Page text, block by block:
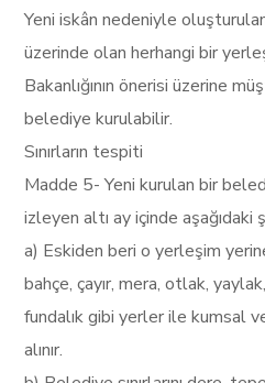
Yeni iskân nedeniyle
üzerinde olan herhangi bir
Bakanlığının önerisi üzerine
belediye kurulabilir.
Sınırların tespiti
Madde 5- Yeni kurulan bir
izleyen altı ay içinde
a) Eskiden beri o yerleşim
bahçe, çayır, mera, otlak,
fundalık gibi yerler ile kumsal
alınır.